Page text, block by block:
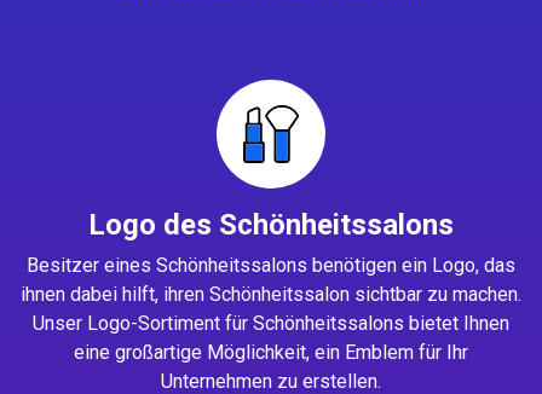
Logo des Schönheitssalons
Besitzer eines Schönheitssalons benötigen ein Logo, das
ihnen dabei hilft, ihren Schönheitssalon sichtbar zu machen.
Unser Logo-Sortiment für Schönheitssalons bietet Ihnen
eine großartige Möglichkeit, ein Emblem für Ihr
Unternehmen zu erstellen.